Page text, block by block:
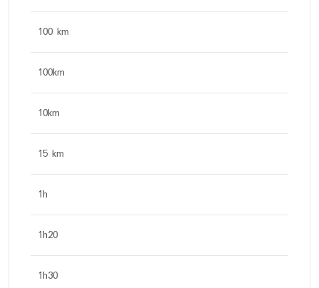
100 km
100km
10km
15 km
1h
1h20
1h30